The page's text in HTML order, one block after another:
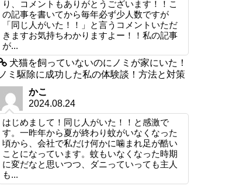
り、コメントもありがとうございます！！こ
の記事を書いてから毎年必ず少人数ですが
「同じ人がいた！！」と言うコメントいただ
きますお気持ちわかりますよー！！私の記事
が...
犬猫を飼っていないのにノミが家にいた！
ノミ駆除に成功した私の体験談！方法と対策
かこ
2024.08.24
はじめまして！同じ人がいた！！と感激で
す。一昨年から夏が終わり蚊がいなくなった
頃から、会社で私だけ何かに噛まれ足が酷い
ことになっています。蚊もいなくなった時期
に変だなと思いつつ、ダニっていっても主人
も...